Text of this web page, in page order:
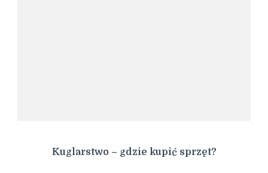
Kuglarstwo – gdzie kupić sprzęt?